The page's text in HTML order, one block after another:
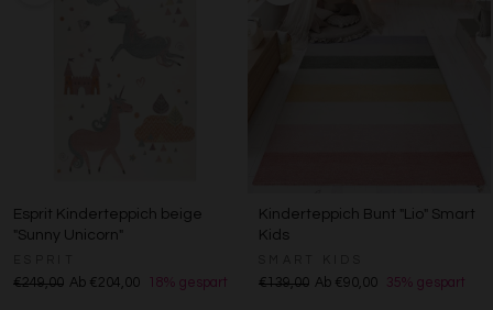
Esprit Kinderteppich beige
"Sunny Unicorn"
€249,00 Ab €204,00 18% gespart
Kinderteppich Bunt "Lio" Smart
Kids
€139,00 Ab €90,00 35% gespart